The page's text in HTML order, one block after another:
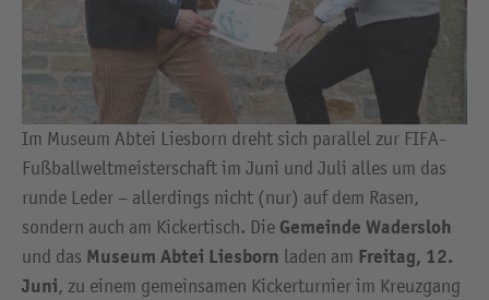
Im Museum Abtei Liesborn dreht sich parallel zur FIFA-
Fußballweltmeisterschaft im Juni und Juli alles um das
runde Leder – allerdings nicht (nur) auf dem Rasen,
sondern auch am Kickertisch. Die Gemeinde Wadersloh
und das Museum Abtei Liesborn laden am Freitag, 12.
Juni, zu einem gemeinsamen Kickerturnier im Kreuzgang